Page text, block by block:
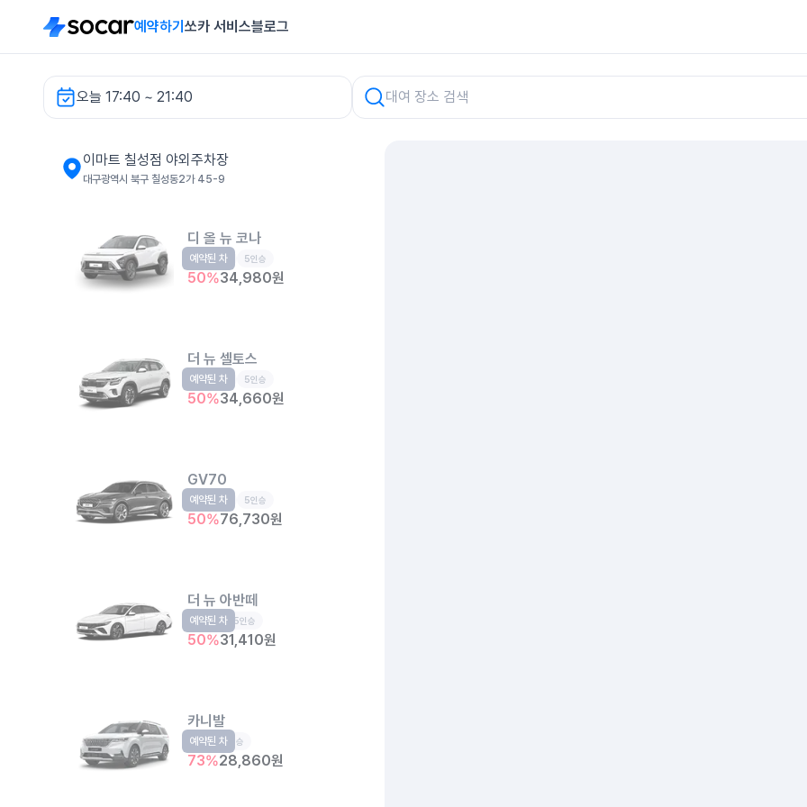
예약하기 쏘카 서비스블로그
오늘 17:40 ~ 21:40
이마트 칠성점 야외주차장 렌터카
이마트 칠성점 야외주차장
대구광역시 북구 칠성동2가 45-9
디 올 뉴 코나
소형SUV 5인승
50%34,980원
예약된 차
더 뉴 셀토스
소형SUV 5인승
50%34,660원
예약된 차
GV70
중형SUV 5인승
50%76,730원
예약된 차
더 뉴 아반떼
준중형 5인승
50%31,410원
예약된 차
카니발
RV 9인승
73%28,860원
예약된 차